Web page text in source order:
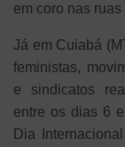
em coro nas
Já em Cuiabá
feministas,
e sindicatos
entre os dias 6
Dia